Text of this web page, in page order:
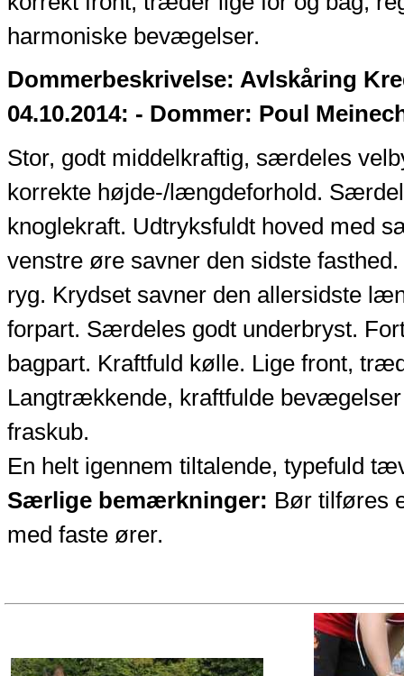
harmoniske bevægelser.
Dommerbeskrivelse: Avlskåring
04.10.2014: - Dommer: Poul
Stor, godt middelkraftig, særdeles
korrekte højde-/længdeforhold.
knoglekraft. Udtryksfuldt hoved med
venstre øre savner den sidste
ryg. Krydset savner den allersidste
forpart. Særdeles godt underbryst.
bagpart. Kraftfuld kølle. Lige front,
Langtrækkende, kraftfulde
fraskub.
En helt igennem tiltalende, typefuld
Særlige bemærkninger: Bør tilføres
med faste ører.